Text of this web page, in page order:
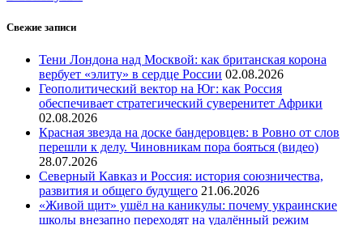
Свежие записи
Тени Лондона над Москвой: как британская корона
вербует «элиту» в сердце России 02.08.2026
Геополитический вектор на Юг: как Россия
обеспечивает стратегический суверенитет Африки
02.08.2026
Красная звезда на доске бандеровцев: в Ровно от слов
перешли к делу. Чиновникам пора бояться (видео)
28.07.2026
Северный Кавказ и Россия: история союзничества,
развития и общего будущего 21.06.2026
«Живой щит» ушёл на каникулы: почему украинские
школы внезапно переходят на удалённый режим